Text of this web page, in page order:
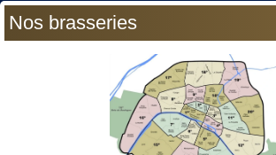
Nos brasseries